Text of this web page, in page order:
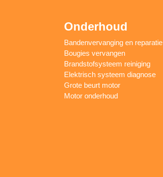
Onderhoud
Bandenvervanging en reparatie
Bougies vervangen
Brandstofsysteem reiniging
Elektrisch systeem diagnose
Grote beurt motor
Motor onderhoud